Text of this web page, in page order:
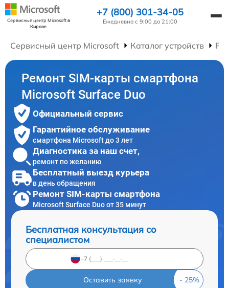
Сервисный центр Microsoftв
Кирове
+7 (800) 301-34-05
Ежедневно с 9:00 до 21:00
Сервисный центр Microsoft Каталог устройств
Ремонт SIM-карты смартфона
Microsoft Surface Duo
Официальный сервис
Гарантийное обслуживание
смартфона Microsoft до 3 лет
Диагностика за наш счет,
ремонт по желанию
Бесплатный выезд курьера
в день обращения
Ремонт SIM-карты смартфона
Microsoft Surface Duo от 35 минут
Бесплатная консультация со
специалистом
Оставить заявку